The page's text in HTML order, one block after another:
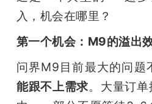
入，机会在哪里？
第一个机会：M9的溢出效
问界M9目前最大的问题
能跟不上需求。大量订